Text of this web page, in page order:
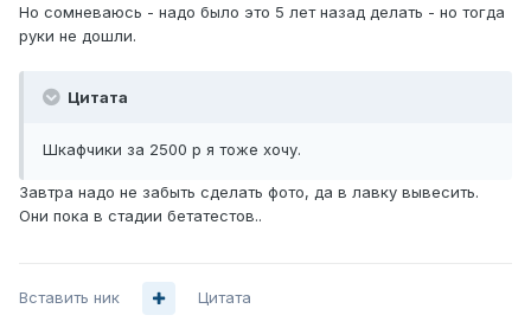
Но сомневаюсь - надо было это 5 лет назад делать - но тогда
руки не дошли.
Цитата
Шкафчики за 2500 р я тоже хочу.
Завтра надо не забыть сделать фото, да в лавку вывесить.
Они пока в стадии бетатестов..
Вставить ник Цитата